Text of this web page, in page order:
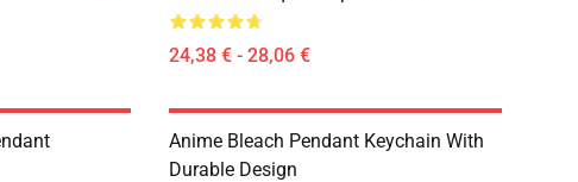
24,38 € - 28,06 €
Anime Bleach Pendant Keychain With
Durable Design